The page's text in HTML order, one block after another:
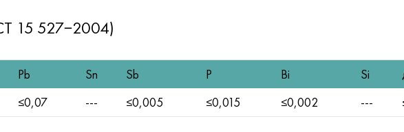
15 527−2004)
Pb Sn Sb P Bi Si
≤0,07 --- ≤0,005 ≤0,015 ≤0,002 ---